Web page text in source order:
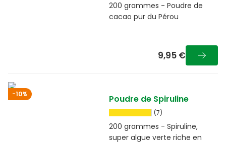
200 grammes - Poudre de
cacao pur du Pérou
9,95 €
-10% Poudre de Spiruline
(7)
200 grammes - Spiruline,
super algue verte riche en